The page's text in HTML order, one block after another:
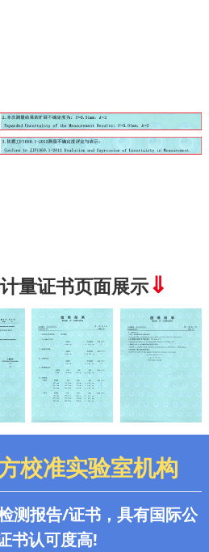
量证书页面展示⇓
校准实验室机构
测报告/证书，具有国际公
书认可度高!